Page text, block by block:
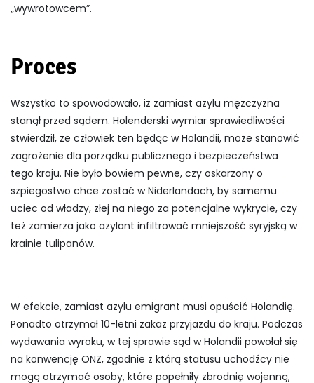
„wywrotowcem”.
Proces
Wszystko to spowodowało, iż zamiast azylu mężczyzna
stanął przed sądem. Holenderski wymiar sprawiedliwości
stwierdził, że człowiek ten będąc w Holandii, może stanowić
zagrożenie dla porządku publicznego i bezpieczeństwa
tego kraju. Nie było bowiem pewne, czy oskarżony o
szpiegostwo chce zostać w Niderlandach, by samemu
uciec od władzy, złej na niego za potencjalne wykrycie, czy
też zamierza jako azylant infiltrować mniejszość syryjską w
krainie tulipanów.
W efekcie, zamiast azylu emigrant musi opuścić Holandię.
Ponadto otrzymał 10-letni zakaz przyjazdu do kraju. Podczas
wydawania wyroku, w tej sprawie sąd w Holandii powołał się
na konwencję ONZ, zgodnie z którą statusu uchodźcy nie
mogą otrzymać osoby, które popełniły zbrodnię wojenną,